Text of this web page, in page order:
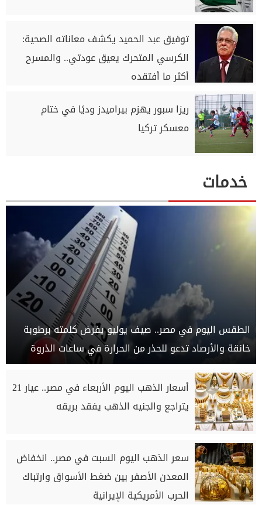
توفيق عبد الحميد يكشف معاناته الصحية:
الكرسي المتحرك يعيق عودتي.. والمسرح
أكثر ما أفتقده
ريزا سبور يهزم بيراميدز وديًا في ختام
معسكر تركيا
خدمات
الطقس اليوم في مصر.. صيف يوليو يفرض كلمته برطوبة
خانقة والأرصاد تدعو للحذر من الحرارة في ساعات الذروة
أسعار الذهب اليوم الأربعاء في مصر.. عيار 21
يتراجع والجنيه الذهب يفقد بريقه
سعر الذهب اليوم السبت في مصر.. انخفاض
المعدن الأصفر بين ضغط الأسواق وارتباك
الحرب الأمريكية الإيرانية